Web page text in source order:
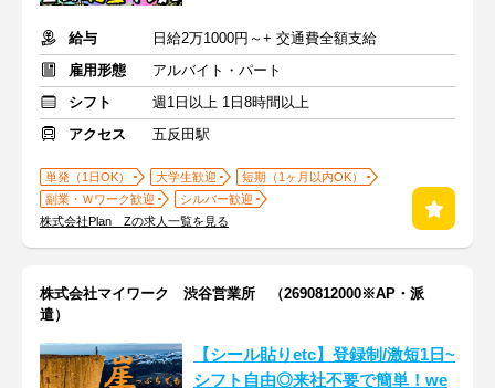
給与
日給2万1000円～+ 交通費全額支給
雇用形態
アルバイト・パート
シフト
週1日以上 1日8時間以上
アクセス
五反田駅
単発（1日OK） 大学生歓迎
短期（1ヶ月以内OK）
副業・Ｗワーク歓迎
シルバー歓迎
株式会社Plan Zの求人一覧を見る
株式会社マイワーク 渋谷営業所 （2690812000※AP・派
遣）
【シール貼りetc】登録制/激短1日~
シフト自由◎来社不要で簡単！we